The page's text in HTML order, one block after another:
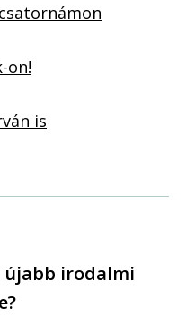
on!
is
újabb irodalmi